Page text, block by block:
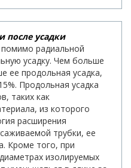
усадки
радиальной
усадку. Чем больше
ее продольная усадка,
Продольная усадка
таких как
из которого
расширения
трубки, ее
Кроме того, при
изолируемых